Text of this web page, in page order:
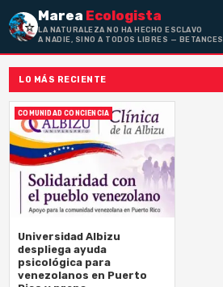
Marea Ecologista
LA NATURALEZA NO HA HECHO ESCLAVO
A NADIE, SINO A TODOS LIBRES — BETANCES
LO MÁS RECIENTE
COMUNIDAD CONCIENCIA
Universidad Albizu
despliega ayuda
psicológica para
venezolanos en Puerto